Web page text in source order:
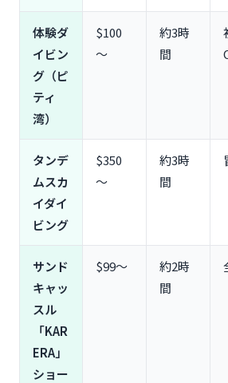
体験ダ
イビン
グ（ピ
ティ
湾）
$100
〜
約3時
間
タンデ
ムスカ
イダイ
ビング
$350
〜
約3時
間
サンド
キャッ
スル
「KAR
ERA」
ショー
$99〜
約2時
間